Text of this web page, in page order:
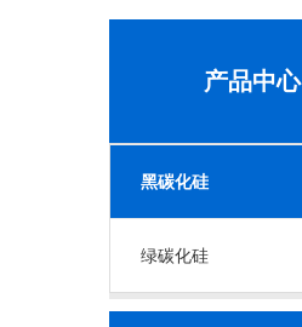
产品中心
黑碳化硅
绿碳化硅